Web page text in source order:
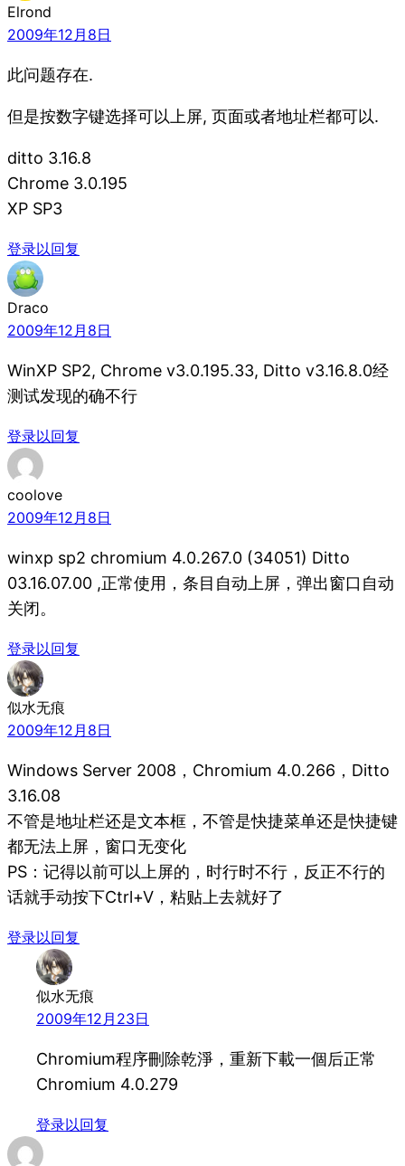
Elrond
2009年12月8日
此问题存在.
但是按数字键选择可以上屏, 页面或者地址栏都可以.
ditto 3.16.8
Chrome 3.0.195
XP SP3
登录以回复
Draco
2009年12月8日
WinXP SP2, Chrome v3.0.195.33, Ditto v3.16.8.0经
测试发现的确不行
登录以回复
coolove
2009年12月8日
winxp sp2 chromium 4.0.267.0 (34051) Ditto
03.16.07.00 ,正常使用，条目自动上屏，弹出窗口自动
关闭。
登录以回复
似水无痕
2009年12月8日
Windows Server 2008，Chromium 4.0.266，Ditto
3.16.08
不管是地址栏还是文本框，不管是快捷菜单还是快捷键
都无法上屏，窗口无变化
PS：记得以前可以上屏的，时行时不行，反正不行的
话就手动按下Ctrl+V，粘贴上去就好了
登录以回复
似水无痕
2009年12月23日
Chromium程序刪除乾淨，重新下載一個后正常
Chromium 4.0.279
登录以回复